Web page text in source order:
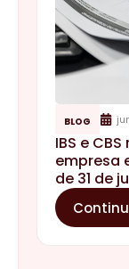
BLOG
IBS e
empresa
de 31 de